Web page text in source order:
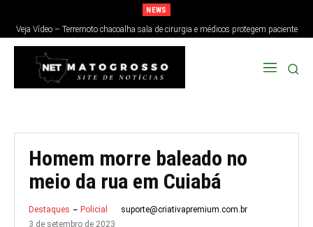
NEWS
Veja Vídeo – Terremoto chacoalha sala de cirurgia e médicos protegem paciente
no Japão; veja
Homem morre baleado no
meio da rua em Cuiabá
Destaques Policial
suporte@criativapremium.com.br
3 de setembro de 2023